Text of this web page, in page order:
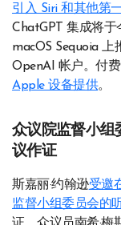
引入 Siri 和其他第
ChatGPT 集成将于
macOS Sequoia
OpenAI 帐户。付
Apple 设备提供。
众议院监督小组
议作证
斯嘉丽·约翰逊受邀
监督小组委员会的